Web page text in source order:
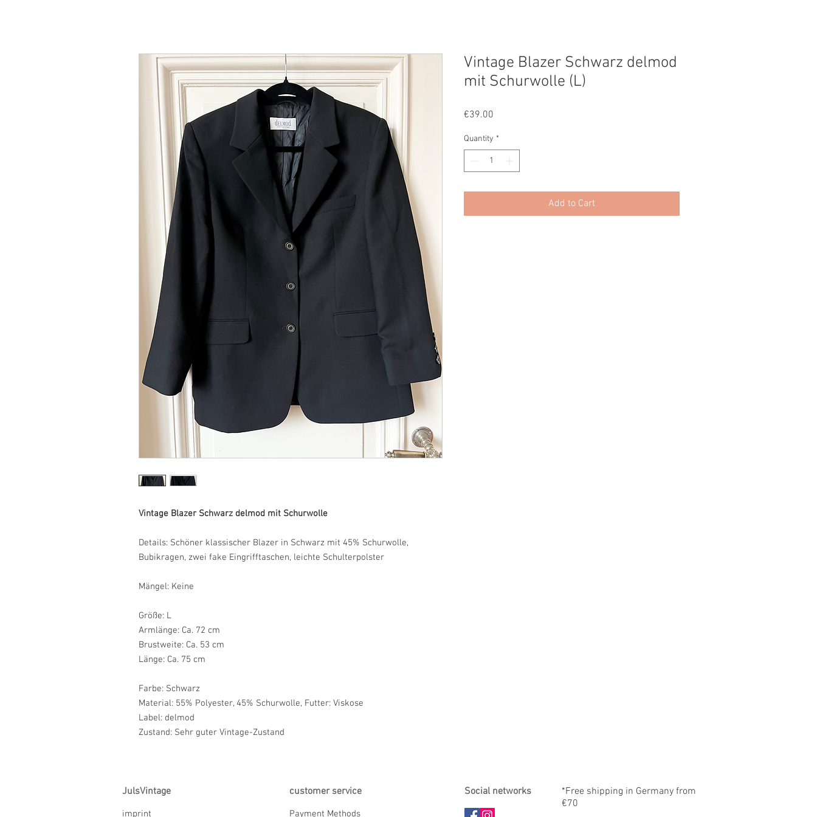
Vintage Blazer Schwarz delmod mit Schurwolle
Details: Schöner klassischer Blazer in Schwarz mit 45% Schurwolle,
Bubikragen, zwei fake Eingrifftaschen, leichte Schulterpolster
Mängel: Keine
Größe: L
Armlänge: Ca. 72 cm
Brustweite: Ca. 53 cm
Länge: Ca. 75 cm
Farbe: Schwarz
Material: 55% Polyester, 45% Schurwolle, Futter: Viskose
Label: delmod
Zustand: Sehr guter Vintage-Zustand
Vintage Blazer Schwarz delmod
mit Schurwolle (L)
€39.00Price
Quantity *
Add to Cart
JulsVintage
imprint
customer service
Payment Methods
Social networks
*Free shipping in Germany from
€70